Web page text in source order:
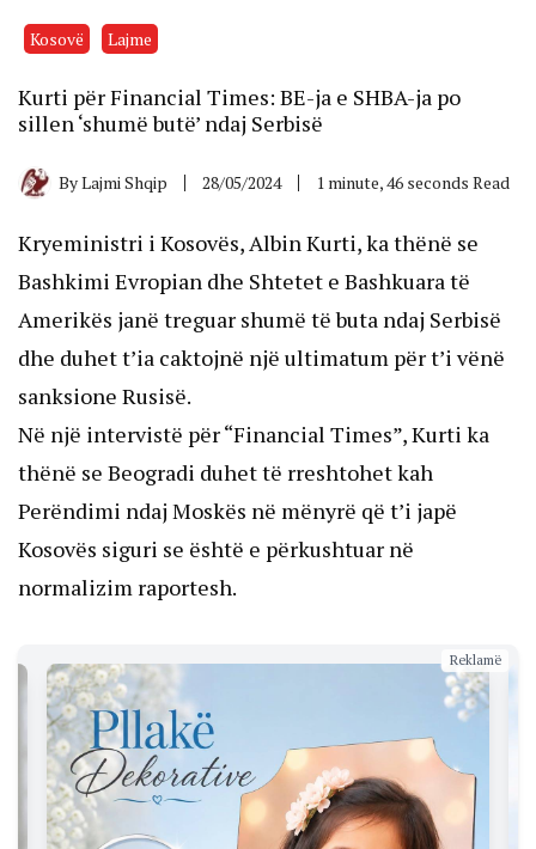
Kosovë Lajme
Kurti për Financial Times: BE-ja e SHBA-ja po
sillen ‘shumë butë’ ndaj Serbisë
ByLajmi Shqip 28/05/2024 1 minute, 46 seconds Read
Kryeministri i Kosovës, Albin Kurti, ka thënë se
Bashkimi Evropian dhe Shtetet e Bashkuara të
Amerikës janë treguar shumë të buta ndaj Serbisë
dhe duhet t’ia caktojnë një ultimatum për t’i vënë
sanksione Rusisë.
Në një intervistë për “Financial Times”, Kurti ka
thënë se Beogradi duhet të rreshtohet kah
Perëndimi ndaj Moskës në mënyrë që t’i japë
Kosovës siguri se është e përkushtuar në
normalizim raportesh.
Reklamë